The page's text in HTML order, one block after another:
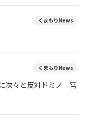
くまもりNews
くまもりNews
次々と反対ドミノ 宮